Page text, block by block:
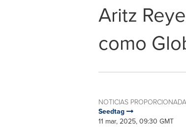
Aritz
como
NOTICIAS
Seedtag
11 mar, 2025, 09:30 GMT